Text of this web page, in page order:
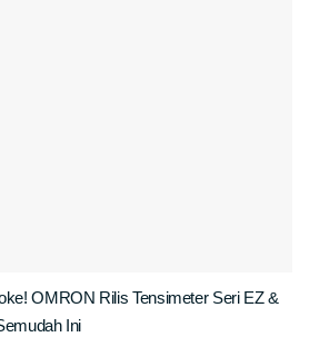
OMRON Rilis Tensimeter Seri EZ &
Ini